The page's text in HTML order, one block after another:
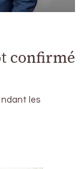
confirmé
les